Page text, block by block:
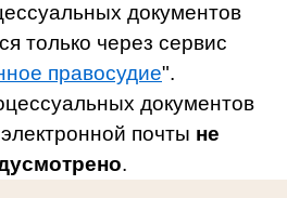
документов
только через сервис
правосудие".
документов
почты не
.